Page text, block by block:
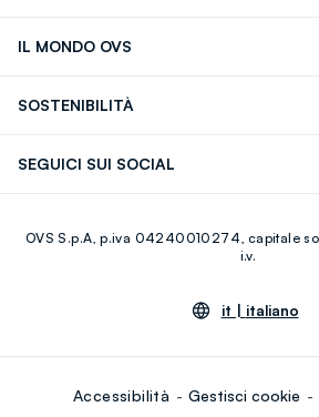
IL MONDO OVS
Giftcard
SOSTENIBILITÀ
SEGUICI SUI SOCIAL
Youtube
OVS S.p.A, p.iva 04240010274, capitale
i.v.
it | italiano
Accessibilità Gestisci cookie